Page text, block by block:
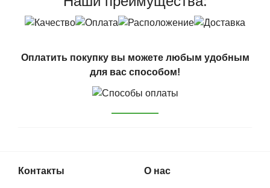
Оплатить покупку вы можете любым удобным
для вас способом!
Контакты О нас